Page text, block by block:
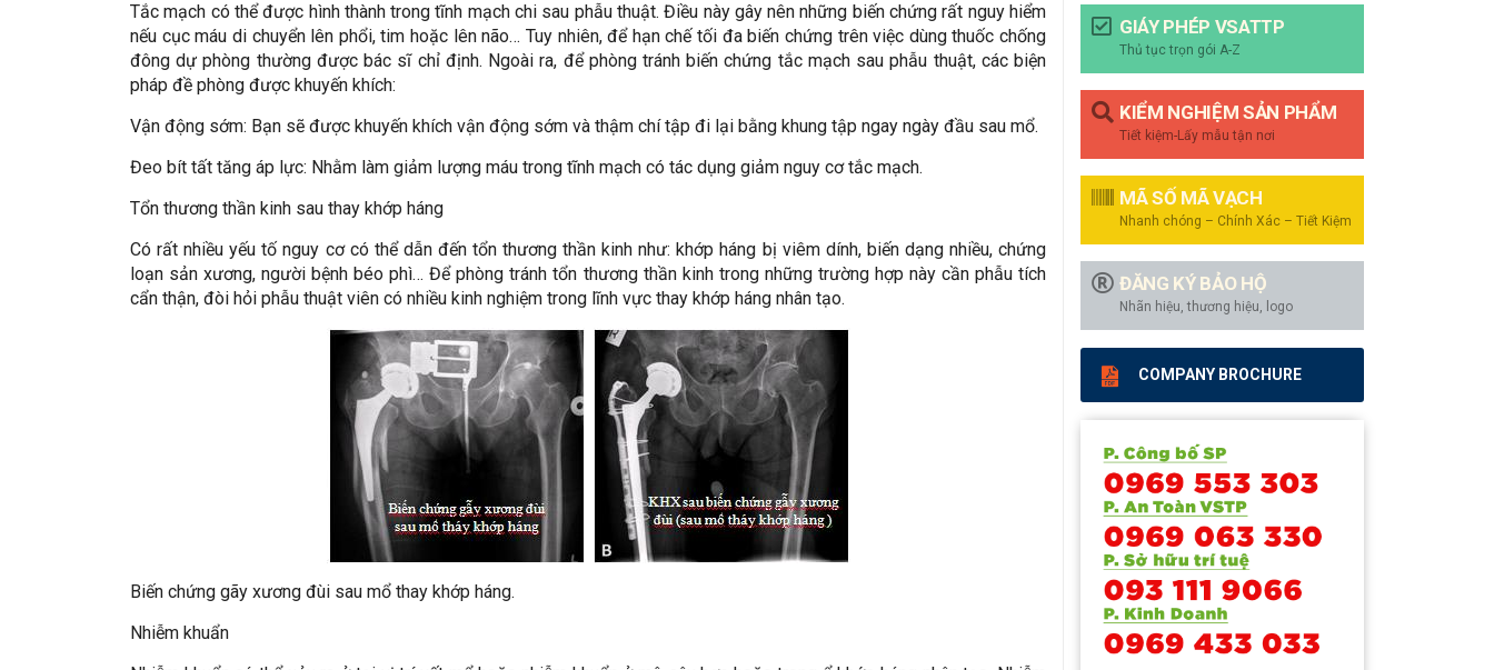
Tắc mạch có thể được hình thành trong tĩnh mạch chi sau phẫu thuật. Điều này gây nên những biến chứng rất nguy hiểm
nếu cục máu di chuyển lên phổi, tim hoặc lên não… Tuy nhiên, để hạn chế tối đa biến chứng trên việc dùng thuốc chống
đông dự phòng thường được bác sĩ chỉ định. Ngoài ra, để phòng tránh biến chứng tắc mạch sau phẫu thuật, các biện
pháp đề phòng được khuyến khích:
Vận động sớm: Bạn sẽ được khuyến khích vận động sớm và thậm chí tập đi lại bằng khung tập ngay ngày đầu sau mổ.
Đeo bít tất tăng áp lực: Nhằm làm giảm lượng máu trong tĩnh mạch có tác dụng giảm nguy cơ tắc mạch.
Tổn thương thần kinh sau thay khớp háng
Có rất nhiều yếu tố nguy cơ có thể dẫn đến tổn thương thần kinh như: khớp háng bị viêm dính, biến dạng nhiều, chứng
loạn sản xương, người bệnh béo phì… Để phòng tránh tổn thương thần kinh trong những trường hợp này cần phẫu tích
cẩn thận, đòi hỏi phẫu thuật viên có nhiều kinh nghiệm trong lĩnh vực thay khớp háng nhân tạo.
Biến chứng gãy xương đùi sau mổ thay khớp háng.
Nhiễm khuẩn
GIÁY PHÉP VSATTP
Thủ tục trọn gói A-Z
KIỂM NGHIỆM SẢN PHẨM
Tiết kiệm-Lấy mẫu tận nơi
MÃ SỐ MÃ VẠCH
Nhanh chóng – Chính Xác – Tiết Kiệm
ĐĂNG KÝ BẢO HỘ
Nhãn hiệu, thương hiệu, logo
COMPANY BROCHURE